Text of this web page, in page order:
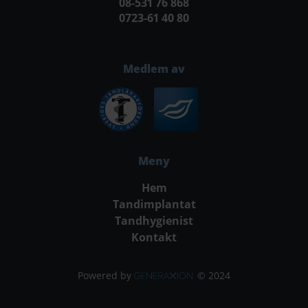
0723-61 40 80
Medlem av
Meny
Hem
Tandimplantat
Tandhygienist
Kontakt
Powered by © 2024